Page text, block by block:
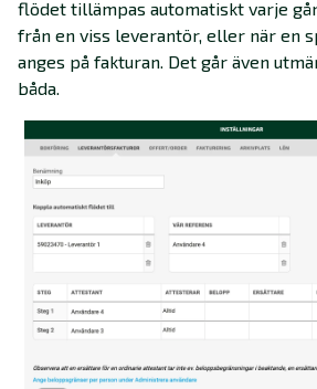
flödet tillämpas automatiskt varje
från en viss leverantör, eller när en
anges på fakturan. Det går även
båda.